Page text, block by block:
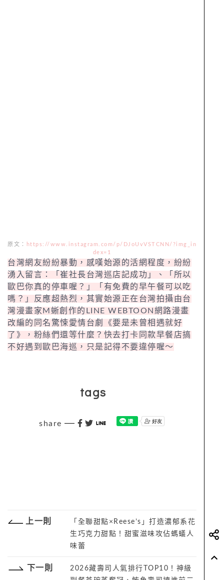
原文：
https://www.instagram.com/p/DJoUvVSTCNN/?img_in
dex=1
台灣網友紛紛暴動，感嘆始源的活網程度，紛紛
湧入留言：「崔社長台灣巡店記成功」、「所以
歐巴你真的停車喔？」「有免費的早午餐可以吃
嗎？」反應超熱烈，其實始源正在台灣拍攝由台
灣漫畫家M蜥創作的LINE WEBTOON網路漫畫
改編的同名驚悚愛情台劇《要是未曾相遇就好
了》，粉絲們還等什麼？快去打卡同款早餐店搞
不好遇到歐巴海巡，只是記得不要違停喔～
tags
share
上一則
「全聯甜點×Reese’s」打造濃郁系花
生巧克力甜點！甜蜜滋味攻佔螞蟻人
味蕾
下一則
2026藏壽司人氣排行TOP10！神級